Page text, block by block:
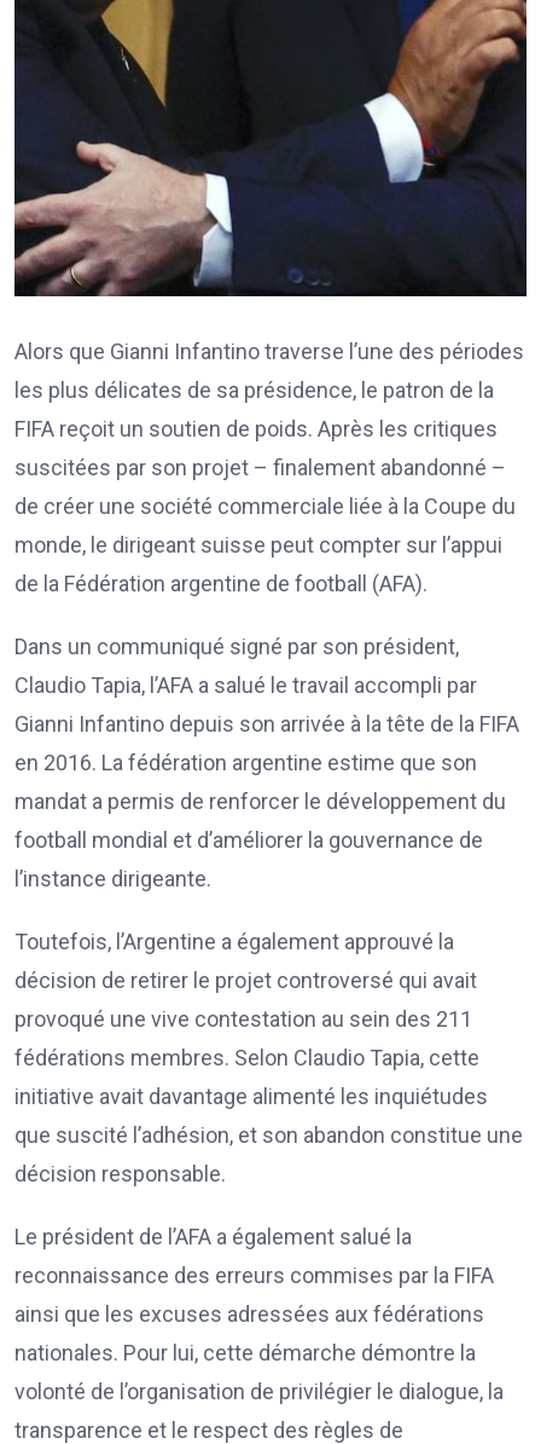
Alors que Gianni Infantino traverse l’une des périodes
les plus délicates de sa présidence, le patron de la
FIFA reçoit un soutien de poids. Après les critiques
suscitées par son projet – finalement abandonné –
de créer une société commerciale liée à la Coupe du
monde, le dirigeant suisse peut compter sur l’appui
de la Fédération argentine de football (AFA).
Dans un communiqué signé par son président,
Claudio Tapia, l’AFA a salué le travail accompli par
Gianni Infantino depuis son arrivée à la tête de la FIFA
en 2016. La fédération argentine estime que son
mandat a permis de renforcer le développement du
football mondial et d’améliorer la gouvernance de
l’instance dirigeante.
Toutefois, l’Argentine a également approuvé la
décision de retirer le projet controversé qui avait
provoqué une vive contestation au sein des 211
fédérations membres. Selon Claudio Tapia, cette
initiative avait davantage alimenté les inquiétudes
que suscité l’adhésion, et son abandon constitue une
décision responsable.
Le président de l’AFA a également salué la
reconnaissance des erreurs commises par la FIFA
ainsi que les excuses adressées aux fédérations
nationales. Pour lui, cette démarche démontre la
volonté de l’organisation de privilégier le dialogue, la
transparence et le respect des règles de